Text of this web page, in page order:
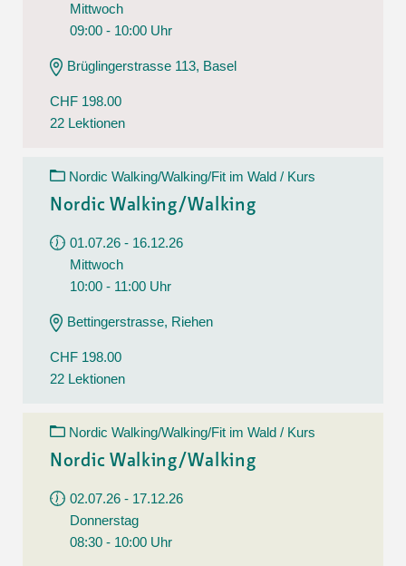
Mittwoch
09:00 - 10:00 Uhr
Brüglingerstrasse 113, Basel
CHF 198.00
22 Lektionen
Nordic Walking/Walking/Fit im Wald / Kurs
Nordic Walking/Walking
01.07.26 - 16.12.26
Mittwoch
10:00 - 11:00 Uhr
Bettingerstrasse, Riehen
CHF 198.00
22 Lektionen
Nordic Walking/Walking/Fit im Wald / Kurs
Nordic Walking/Walking
02.07.26 - 17.12.26
Donnerstag
08:30 - 10:00 Uhr